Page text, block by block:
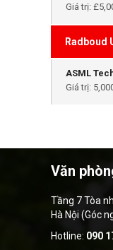
Giá trị:
Radboud
ASML
Giá trị:
Văn
Tầng 7 Tòa
Hà Nội (Góc
Hotline: 090